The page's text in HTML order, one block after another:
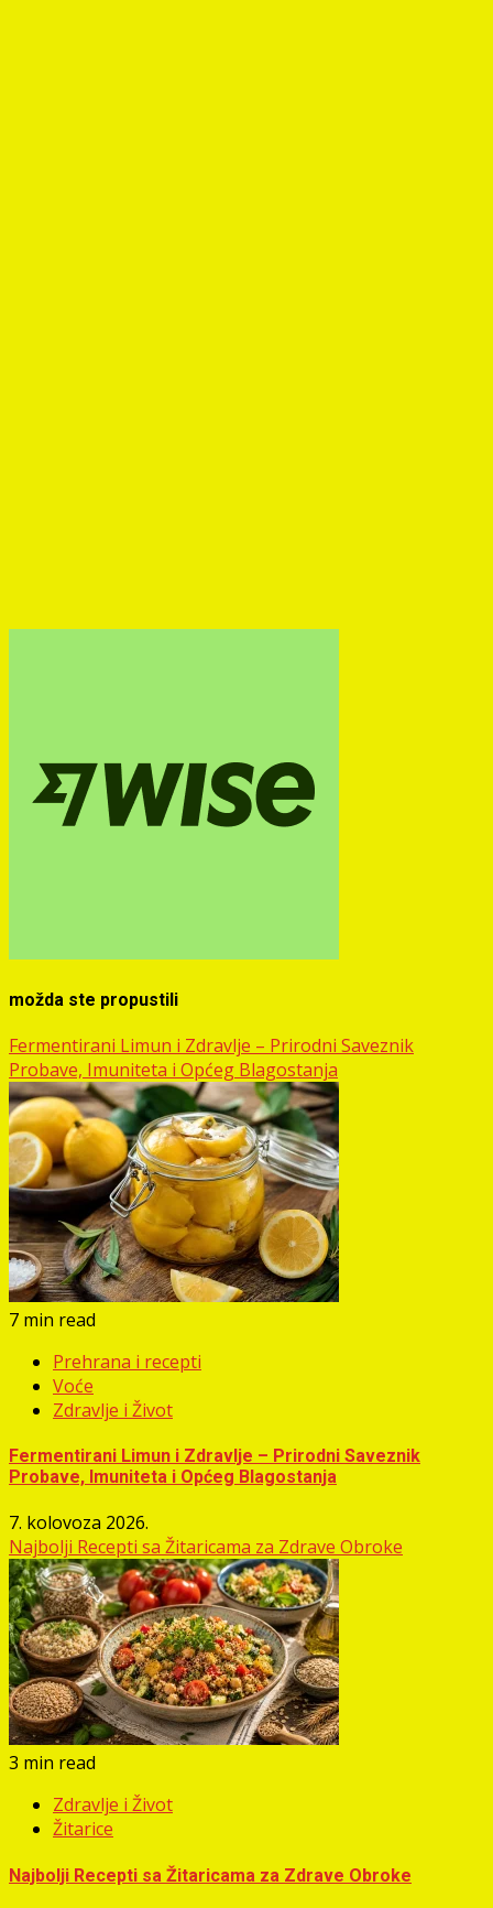
možda ste propustili
Fermentirani Limun i Zdravlje – Prirodni Saveznik
Probave, Imuniteta i Općeg Blagostanja
7 min read
Prehrana i recepti
Voće
Zdravlje i Život
Fermentirani Limun i Zdravlje – Prirodni Saveznik
Probave, Imuniteta i Općeg Blagostanja
7. kolovoza 2026.
Najbolji Recepti sa Žitaricama za Zdrave Obroke
3 min read
Zdravlje i Život
Žitarice
Najbolji Recepti sa Žitaricama za Zdrave Obroke